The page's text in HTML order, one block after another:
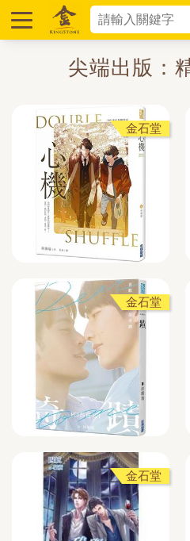
尖端出版：
金石堂
金石堂
金石堂